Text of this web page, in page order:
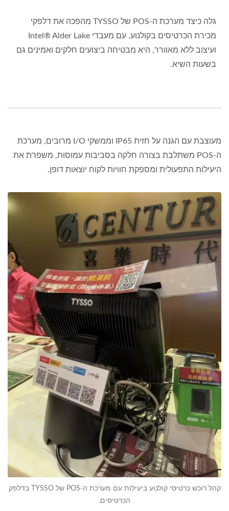
גלה כיצד מערכת ה-POS של TYSSO מהפכה את דלפקי
מכירת הכרטיסים בקולנוע. עם מעבדי Intel® Alder Lake
ועיצוב ללא מאוורר, היא מבטיחה ביצועים חלקים ואמינים גם
בשעות השיא.
מעוצבת עם הגנה על חזית IP65 וממשקי I/O מרובים, מערכת
ה-POS משתלבת בצורה חלקה בסביבות עמוסות, משפרת את
היעילות התפעולית ומספקת חוויות לקוח יוצאות דופן.
קהל רוכש כרטיסי קולנוע ביעילות עם מערכת ה-POS של TYSSO בדלפק
הכרטיסים.